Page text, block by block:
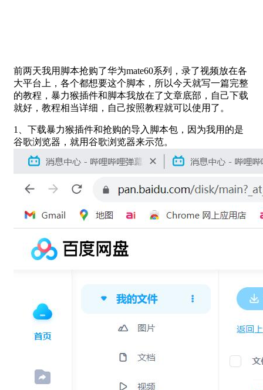
前两天我用脚本抢购了华为mate60系列，录了视频放在各
大平台上，各个都想要这个脚本，所以今天就写一篇完整
的教程，暴力猴插件和脚本我放在了文章底部，自己下载
就好，教程相当详细，自己按照教程就可以使用了。
1、下载暴力猴插件和抢购的导入脚本包，因为我用的是
谷歌浏览器，就用谷歌浏览器来示范。